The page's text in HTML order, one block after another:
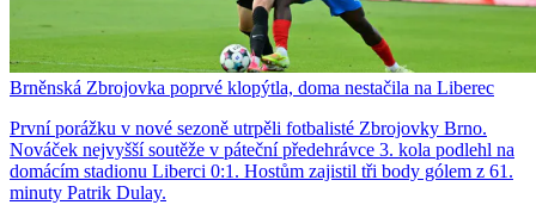
Brněnská Zbrojovka poprvé klopýtla, doma nestačila na Liberec
První porážku v nové sezoně utrpěli fotbalisté Zbrojovky Brno.
Nováček nejvyšší soutěže v páteční předehrávce 3. kola podlehl na
domácím stadionu Liberci 0:1. Hostům zajistil tři body gólem z 61.
minuty Patrik Dulay.